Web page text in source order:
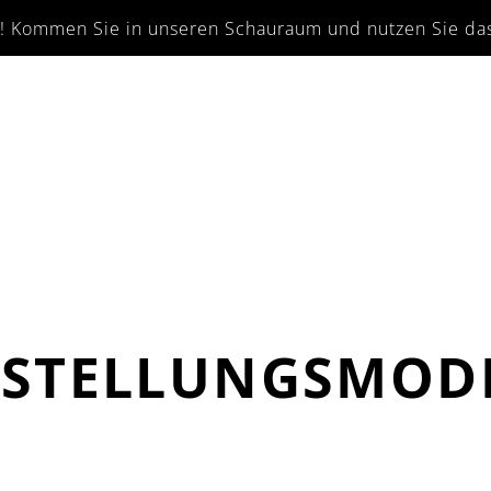
Sie in unseren Schauraum und nutzen Sie